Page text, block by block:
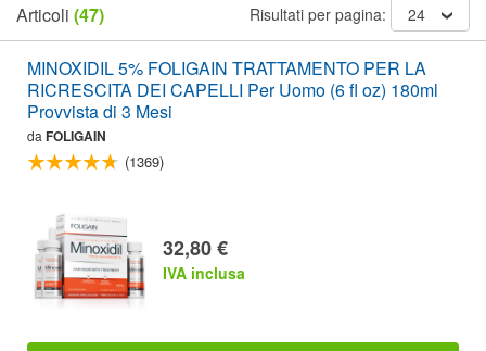
Articoli (47) Risultati per pagina: 24
MINOXIDIL 5% FOLIGAIN TRATTAMENTO PER LA
RICRESCITA DEI CAPELLI Per Uomo (6 fl oz) 180ml
Provvista di 3 Mesi
daFOLIGAIN
(1369)
32,80 €
IVA inclusa